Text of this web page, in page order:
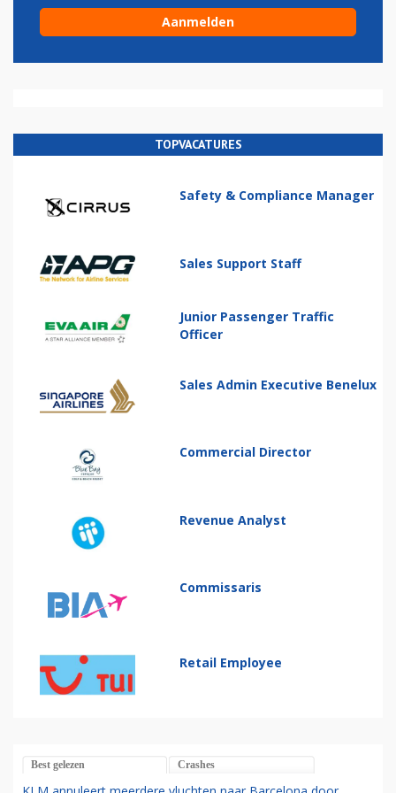
TOPVACATURES
Safety & Compliance Manager
Sales Support Staff
Junior Passenger Traffic
Officer
Sales Admin Executive Benelux
Commercial Director
Revenue Analyst
Commissaris
Retail Employee
Best gelezen Crashes